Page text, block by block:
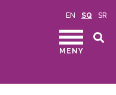
EN SQ SR
MENY